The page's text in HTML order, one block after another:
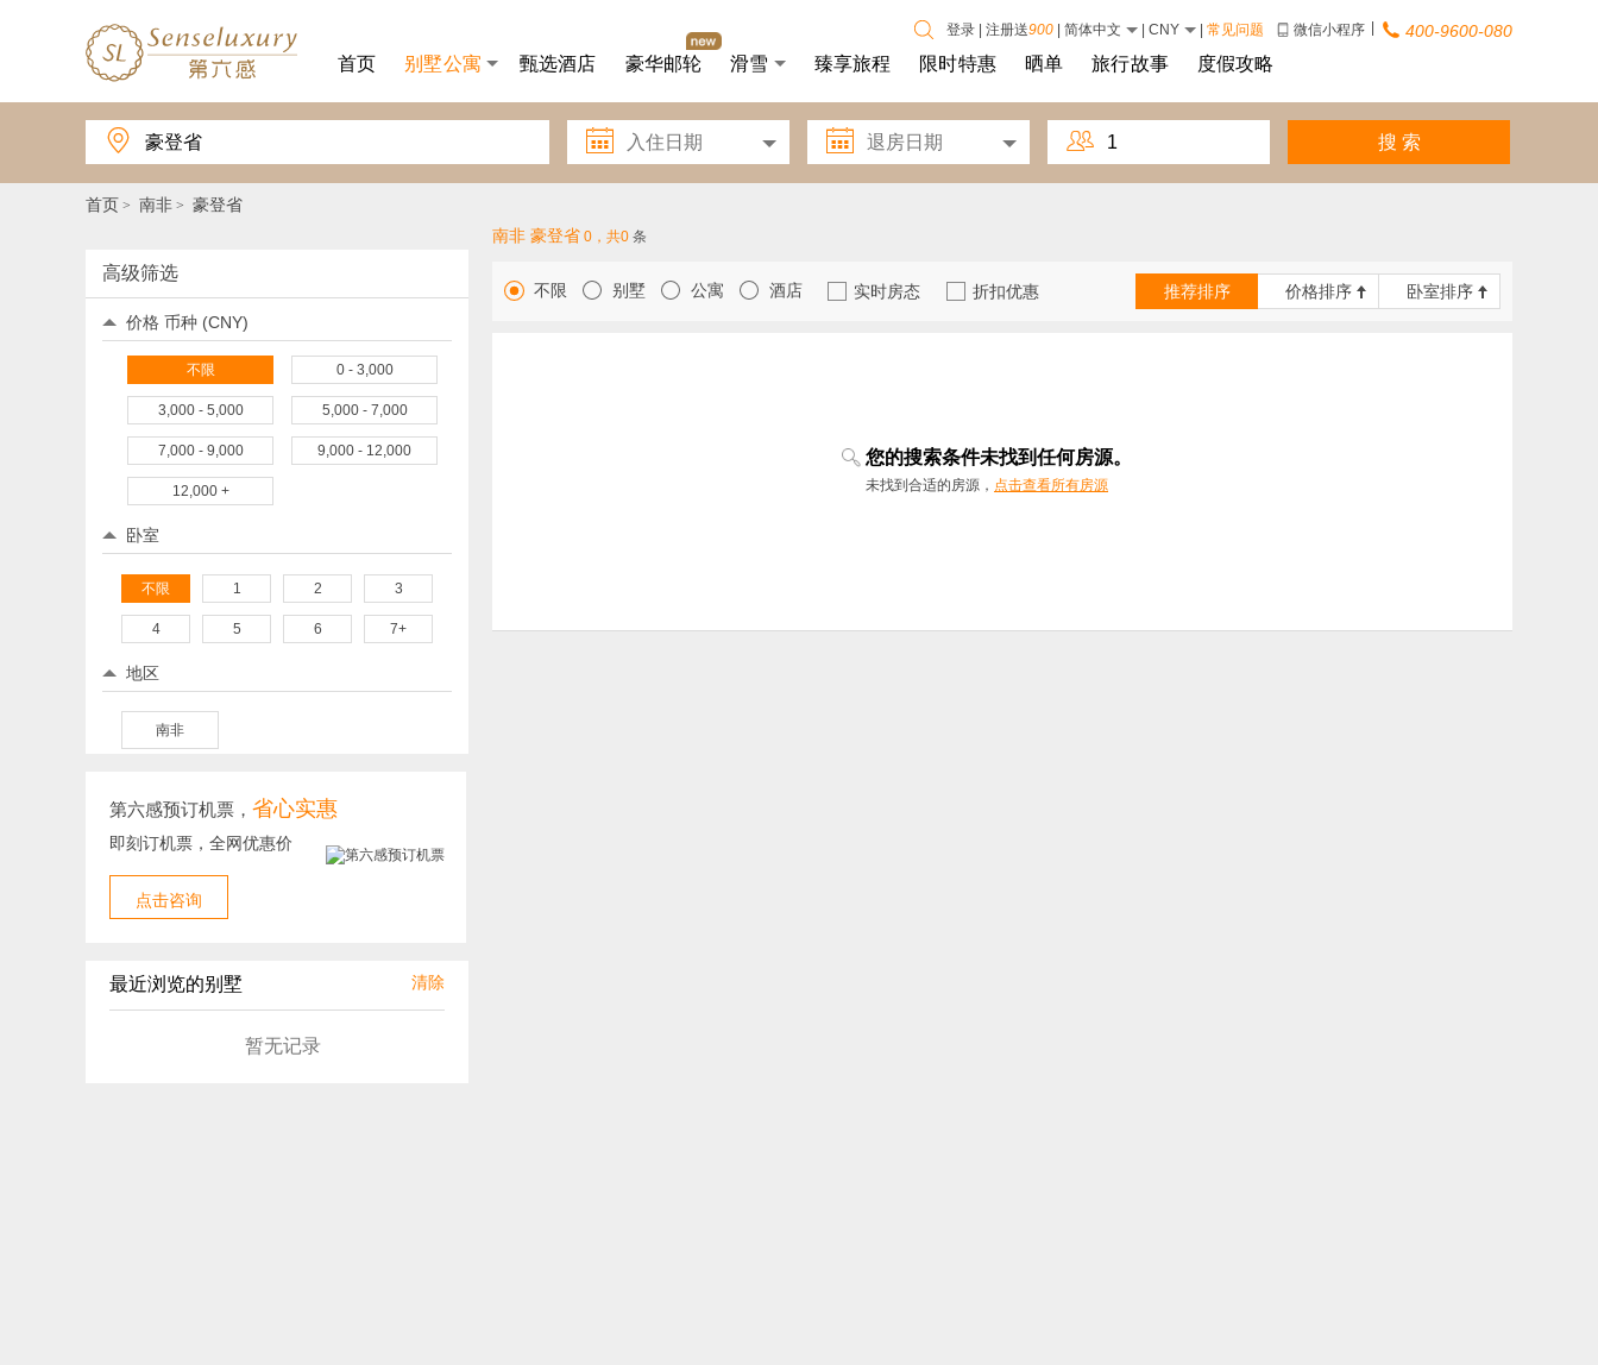
首页 别墅公寓 甄选酒店 豪华邮轮 滑雪 臻享旅程 限时特惠 晒单 旅行故事 度假攻略
登录 | 注册送900 | 简体中文 | CNY | 常见问题 400-9600-080
微信小程序
   
首页 > 南非 > 豪登省
高级筛选
价格 币种 (CNY)
不限 0 - 3,000
3,000 - 5,000 5,000 - 7,000
7,000 - 9,000 9,000 - 12,000
12,000 +
卧室
不限 1 2 3
4 5 6 7+
地区
南非
第六感预订机票， 省心实惠
即刻订机票，全网优惠价
点击咨询
最近浏览的别墅 清除
暂无记录
南非 豪登省 0，共0 条
不限 别墅 公寓 酒店 实时房态 折扣优惠 推荐排序 价格排序 卧室排序
您的搜索条件未找到任何房源。
未找到合适的房源， 点击查看所有房源